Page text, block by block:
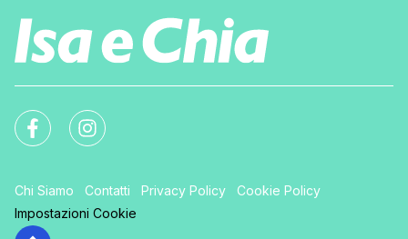
Chi Siamo Contatti Privacy Policy
Cookie Policy
Impostazioni Cookie